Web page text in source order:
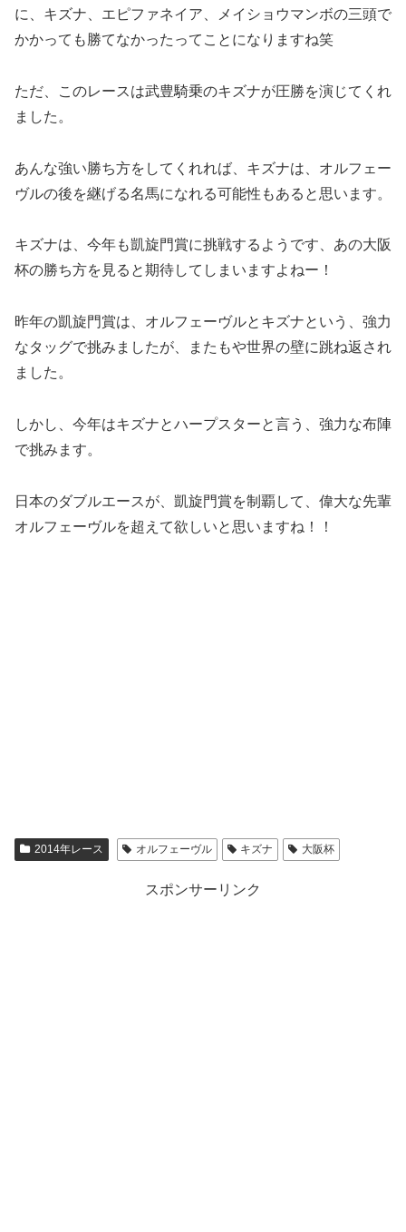
に、キズナ、エピファネイア、メイショウマンボの三頭で
かかっても勝てなかったってことになりますね笑
ただ、このレースは武豊騎乗のキズナが圧勝を演じてくれ
ました。
あんな強い勝ち方をしてくれれば、キズナは、オルフェー
ヴルの後を継げる名馬になれる可能性もあると思います。
キズナは、今年も凱旋門賞に挑戦するようです、あの大阪
杯の勝ち方を見ると期待してしまいますよねー！
昨年の凱旋門賞は、オルフェーヴルとキズナという、強力
なタッグで挑みましたが、またもや世界の壁に跳ね返され
ました。
しかし、今年はキズナとハープスターと言う、強力な布陣
で挑みます。
日本のダブルエースが、凱旋門賞を制覇して、偉大な先輩
オルフェーヴルを超えて欲しいと思いますね！！
2014年レース オルフェーヴル キズナ 大阪杯
スポンサーリンク